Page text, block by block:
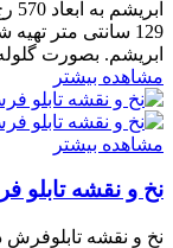
129 سانتی متر
ابریشم. بصورت
مشاهده بیشتر
مشاهده بیشتر
نخ و نقشه تابلو